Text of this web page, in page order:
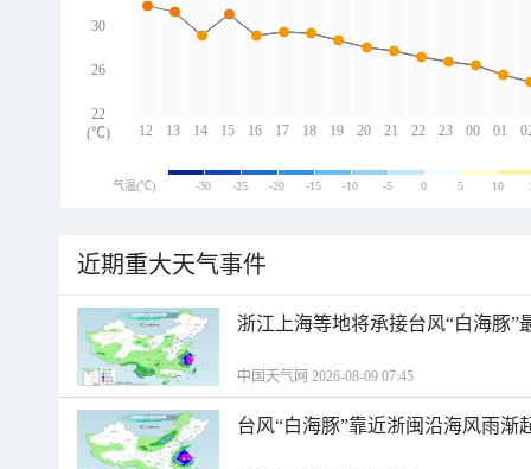
12 13 14 15 16 17 18 19 20 21 22 23 00 01
30
26
22
(℃)
气温(℃) -30 -25 -20 -15 -10 -5 0 5 10
近期重大天气事件
浙江上海等地将承接台风“白海豚”
中国天气网 2026-08-09 07:45
台风“白海豚”靠近浙闽沿海风雨渐